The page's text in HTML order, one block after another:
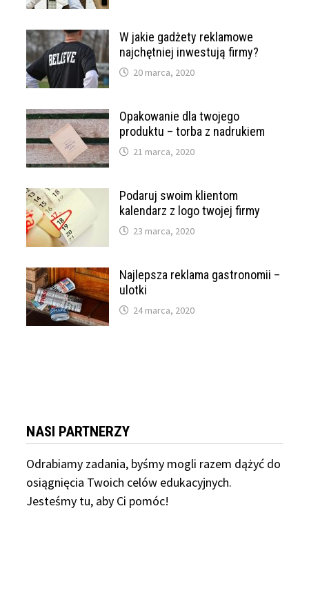
W jakie gadżety reklamowe
najchętniej inwestują firmy?
20 marca, 2020
Opakowanie dla twojego
produktu – torba z nadrukiem
21 marca, 2020
Podaruj swoim klientom
kalendarz z logo twojej firmy
23 marca, 2020
Najlepsza reklama gastronomii –
ulotki
24 marca, 2020
NASI PARTNERZY
Odrabiamy zadania, byśmy mogli razem dążyć do
osiągnięcia Twoich celów edukacyjnych.
Jesteśmy tu, aby Ci pomóc!